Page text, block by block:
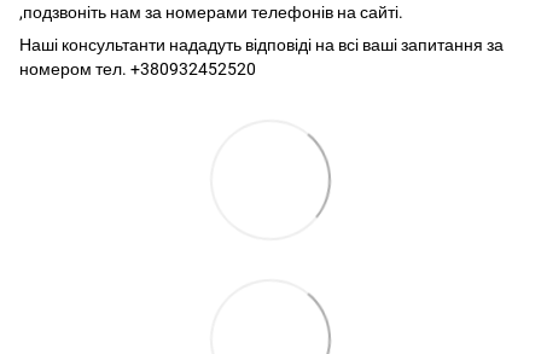
,подзвоніть нам за номерами телефонів на сайті.
Наші консультанти нададуть відповіді на всі ваші запитання за
номером тел. +380932452520